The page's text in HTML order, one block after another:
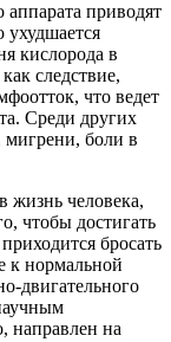
приводят
ухудшается
кислорода в
следствие,
что ведет
Среди других
мигрени, боли в
жизнь человека,
чтобы достигать
бросать
к нормальной
двигательного
направлен на